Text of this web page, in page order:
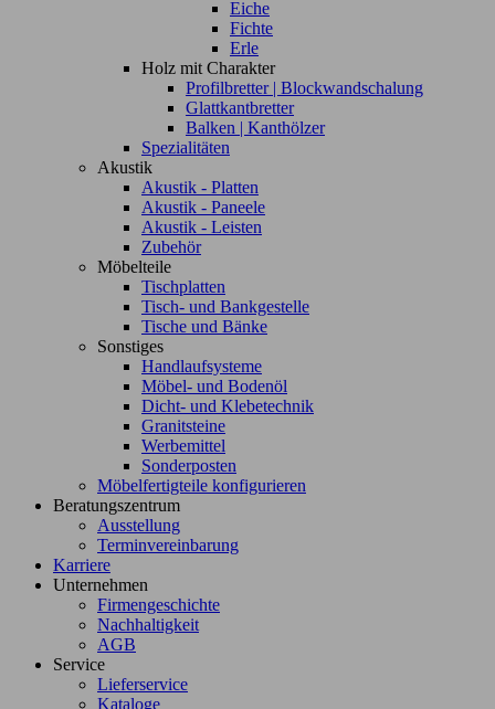
Eiche
Fichte
Erle
Holz mit Charakter
Profilbretter | Blockwandschalung
Glattkantbretter
Balken | Kanthölzer
Spezialitäten
Akustik
Akustik - Platten
Akustik - Paneele
Akustik - Leisten
Zubehör
Möbelteile
Tischplatten
Tisch- und Bankgestelle
Tische und Bänke
Sonstiges
Handlaufsysteme
Möbel- und Bodenöl
Dicht- und Klebetechnik
Granitsteine
Werbemittel
Sonderposten
Möbelfertigteile konfigurieren
Beratungszentrum
Ausstellung
Terminvereinbarung
Karriere
Unternehmen
Firmengeschichte
Nachhaltigkeit
AGB
Service
Lieferservice
Kataloge